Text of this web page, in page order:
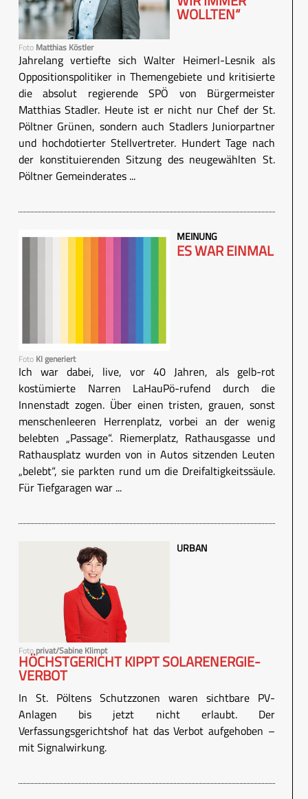
Foto Matthias Köstler
WOLLTEN“
Jahrelang vertiefte sich Walter Heimerl-Lesnik als
Oppositionspolitiker in Themengebiete und kritisierte
die absolut regierende SPÖ von Bürgermeister
Matthias Stadler. Heute ist er nicht nur Chef der St.
Pöltner Grünen, sondern auch Stadlers Juniorpartner
und hochdotierter Stellvertreter. Hundert Tage nach
der konstituierenden Sitzung des neugewählten St.
Pöltner Gemeinderates ...
Foto KI generiert
MEINUNG
ES WAR EINMAL
Ich war dabei, live, vor 40 Jahren, als gelb-rot
kostümierte Narren LaHauPö-rufend durch die
Innenstadt zogen. Über einen tristen, grauen, sonst
menschenleeren Herrenplatz, vorbei an der wenig
belebten „Passage“. Riemerplatz, Rathausgasse und
Rathausplatz wurden von in Autos sitzenden Leuten
„belebt“, sie parkten rund um die Dreifaltigkeitssäule.
Für Tiefgaragen war ...
Foto privat/Sabine Klimpt
URBAN
HÖCHSTGERICHT KIPPT SOLARENERGIE-
VERBOT
In St. Pöltens Schutzzonen waren sichtbare PV-
Anlagen bis jetzt nicht erlaubt. Der
Verfassungsgerichtshof hat das Verbot aufgehoben –
mit Signalwirkung.